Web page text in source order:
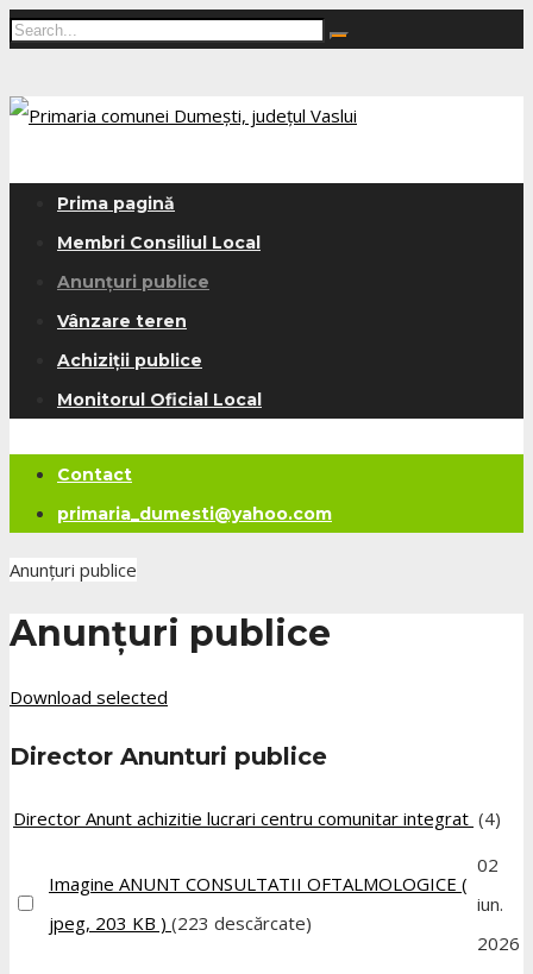
Prima pagină
Membri Consiliul Local
Anunțuri publice
Vânzare teren
Achiziții publice
Monitorul Oficial Local
Contact
primaria_dumesti@yahoo.com
Anunțuri publice
Anunțuri publice
Download selected
Director Anunturi publice
Director Anunt achizitie lucrari centru comunitar integrat (4)
Imagine ANUNT CONSULTATII OFTALMOLOGICE (
jpeg, 203 KB ) (223 descărcate)
02
iun.
2026